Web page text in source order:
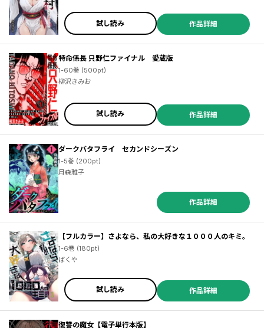
試し読み 作品詳細
特命係長 只野仁ファイナル 愛蔵版
1-60巻 (500pt)
柳沢きみお
試し読み 作品詳細
ダークバタフライ セカンドシーズン
1-5巻 (200pt)
月森雅子
作品詳細
【フルカラー】さよなら、私の大好きな１０００人のキミ。
1-6巻 (180pt)
ばくや
試し読み 作品詳細
復讐の魔女【電子単行本版】